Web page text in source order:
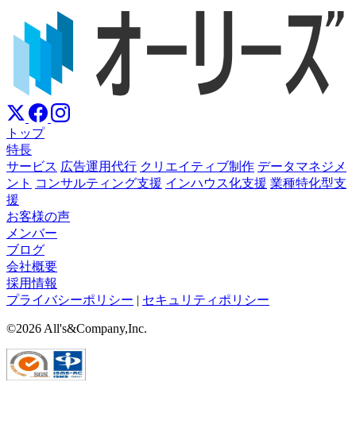
トップ
特長
サービス 広告運用代行 クリエイティブ制作 データマネジメ
ント コンサルティング支援 インハウス化支援 業種特化型支
援
お客様の声
メンバー
ブログ
会社概要
採用情報
プライバシーポリシー | セキュリティポリシー
©2026 All's&Company,Inc.